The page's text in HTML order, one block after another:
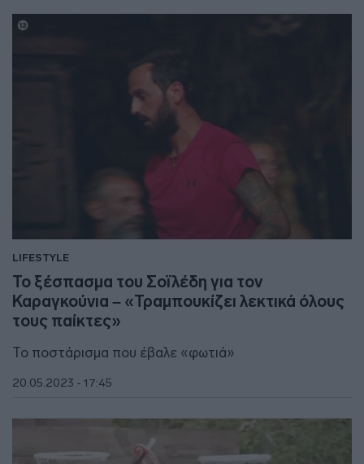
LIFESTYLE
To ξέσπασμα του Σοϊλέδη για τον
Καραγκούνια – «Τραμπουκίζει λεκτικά όλους
τους παίκτες»
Το ποστάρισμα που έβαλε «φωτιά»
20.05.2023 - 17:45